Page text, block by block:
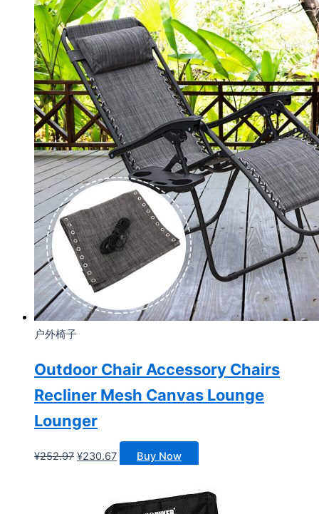
户外椅子
Outdoor Chair Accessory Chairs
Recliner Mesh Canvas Lounge
Lounger
¥252.97 原
¥252.97。
¥230.67当
格
Buy Now